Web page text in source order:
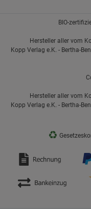
BIO-
Hersteller aller vom
Kopp Verlag e.K. - Bertha-
Hersteller aller vom
Kopp Verlag e.K. - Bertha-
♻